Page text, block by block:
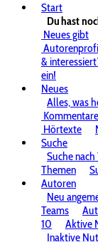
Start
Du hast
Neues gibt
&
ein!
Neues
Alles, was
Kommentare
Hörtexte
Suche
Suche nach
Themen
Autoren
Neu
Teams
10
Aktive
Inaktive